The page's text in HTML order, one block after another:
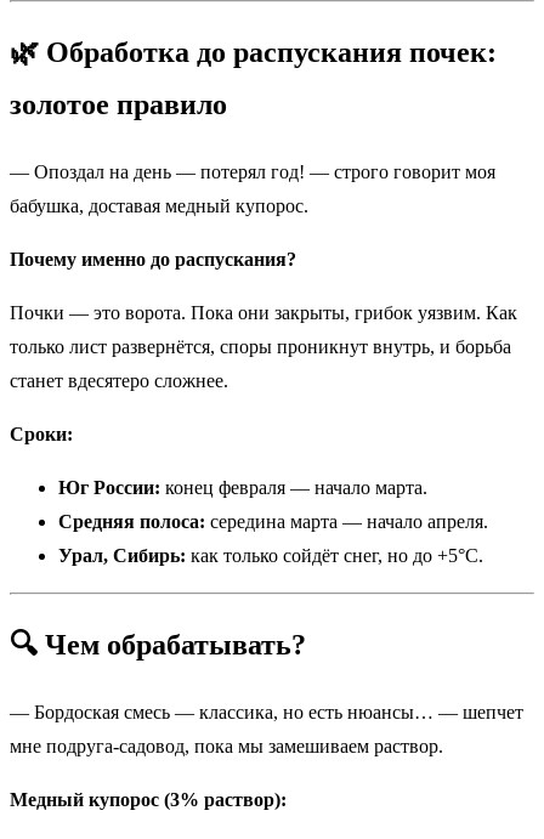
🌿 Обработка до распускания почек:
золотое правило
— Опоздал на день — потерял год! — строго говорит моя
бабушка, доставая медный купорос.
Почему именно до распускания?
Почки — это ворота. Пока они закрыты, грибок уязвим. Как
только лист развернётся, споры проникнут внутрь, и борьба
станет вдесятеро сложнее.
Сроки:
Юг России: конец февраля — начало марта.
Средняя полоса: середина марта — начало апреля.
Урал, Сибирь: как только сойдёт снег, но до +5°C.
🔍 Чем обрабатывать?
— Бордоская смесь — классика, но есть нюансы… — шепчет
мне подруга-садовод, пока мы замешиваем раствор.
Медный купорос (3% раствор):